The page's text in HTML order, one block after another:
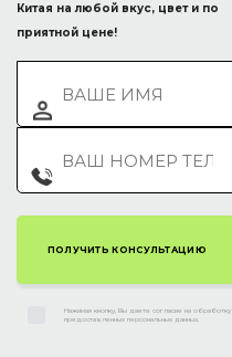
Китая на любой вкус, цвет и по
приятной цене!
Нажимая кнопку, Вы даете согласие на обработку
предоставленных персональных данных.